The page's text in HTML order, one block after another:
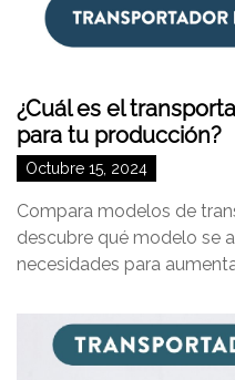
¿Cuál es el
para tu producción?
Octubre 15, 2024
Compara modelos de
descubre qué modelo se
necesidades para